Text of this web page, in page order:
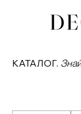
КАТАЛОГ.